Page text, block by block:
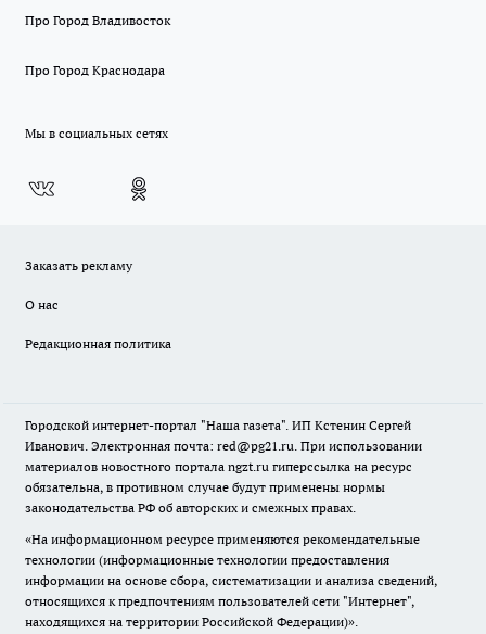
Про Город Владивосток
Про Город Краснодара
Мы в социальных сетях
Заказать рекламу
О нас
Редакционная политика
Городской интернет-портал "Наша газета". ИП Кстенин Сергей
Иванович. Электронная почта: red@pg21.ru. При использовании
материалов новостного портала ngzt.ru гиперссылка на ресурс
обязательна, в противном случае будут применены нормы
законодательства РФ об авторских и смежных правах.
«На информационном ресурсе применяются рекомендательные
технологии (информационные технологии предоставления
информации на основе сбора, систематизации и анализа сведений,
относящихся к предпочтениям пользователей сети "Интернет",
находящихся на территории Российской Федерации)».